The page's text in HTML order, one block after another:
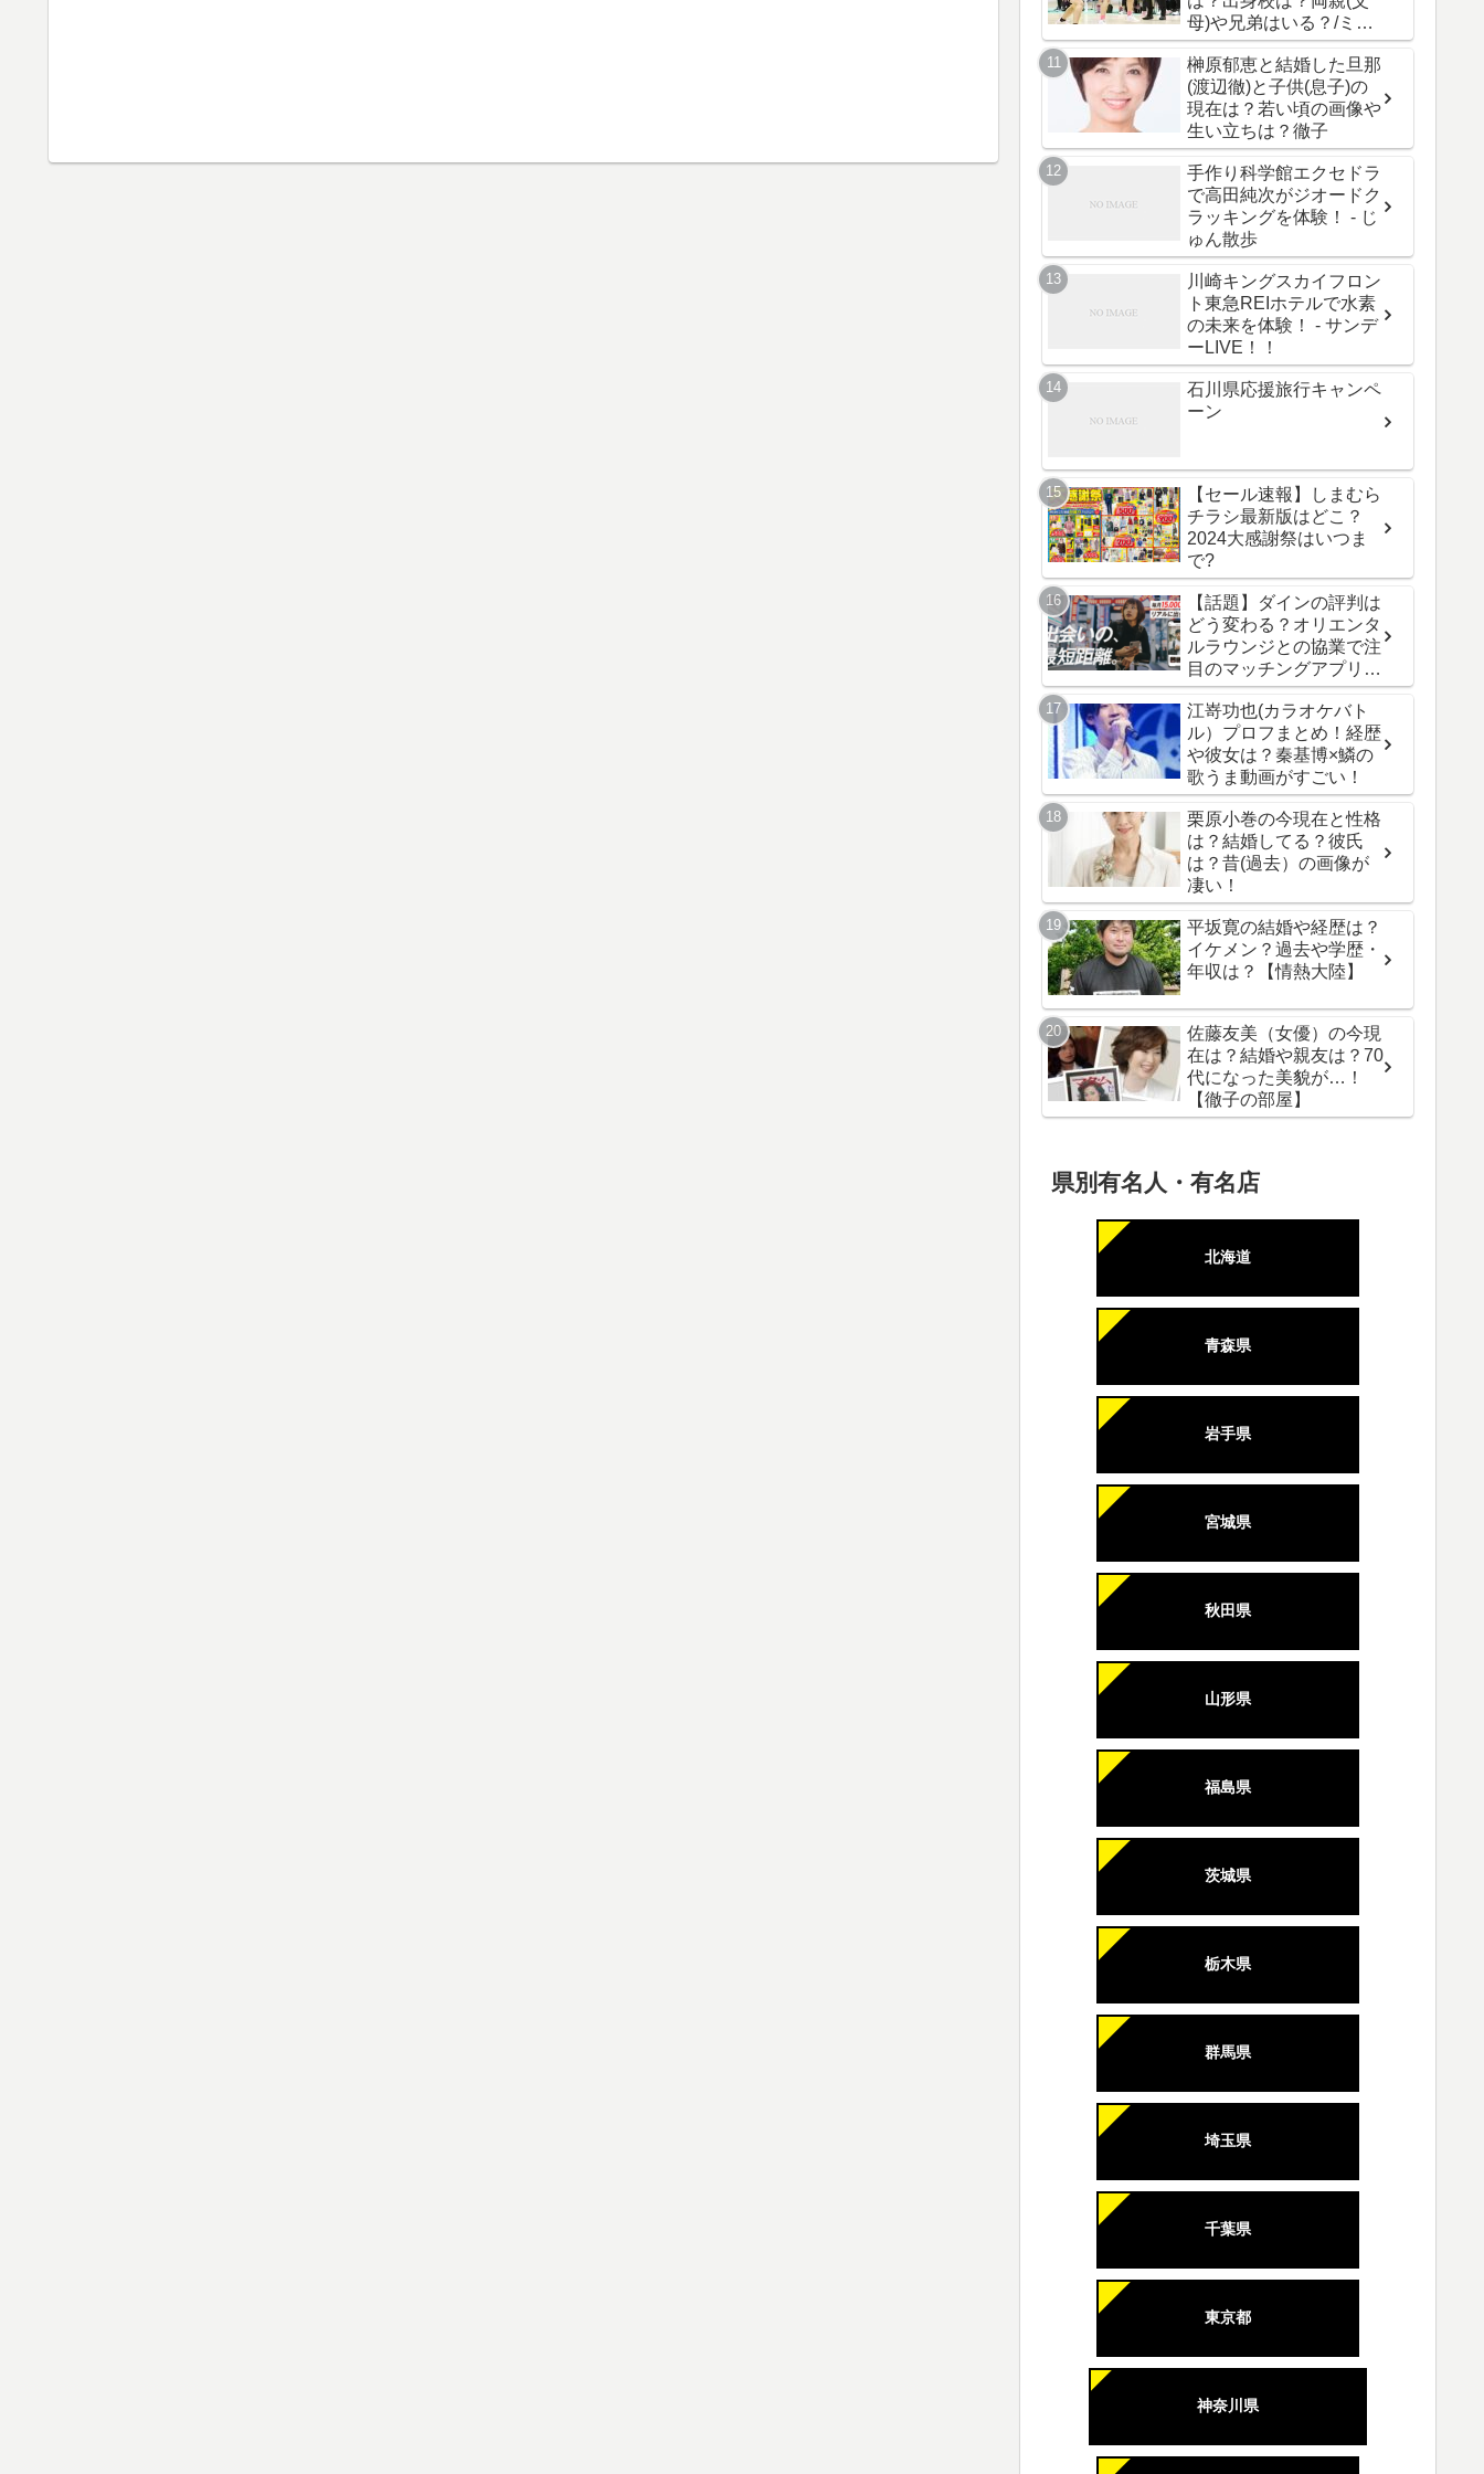
母)や兄弟はいる？/ミラ
イモンスター
榊原郁恵と結婚した旦那
(渡辺徹)と子供(息子)の
現在は？若い頃の画像や
生い立ちは？徹子
手作り科学館エクセドラ
で高田純次がジオードク
ラッキングを体験！ - じ
ゅん散歩
川崎キングスカイフロン
ト東急REIホテルで水素
の未来を体験！ - サンデ
ーLIVE！！
石川県応援旅行キャンペ
ーン
【セール速報】しまむら
チラシ最新版はどこ？
2024大感謝祭はいつま
で?
【話題】ダインの評判は
どう変わる？オリエンタ
ルラウンジとの協業で注
目のマッチングアプリ最
新情報！
江嵜功也(カラオケバト
ル）プロフまとめ！経歴
や彼女は？秦基博×鱗の
歌うま動画がすごい！
栗原小巻の今現在と性格
は？結婚してる？彼氏
は？昔(過去）の画像が
凄い！
平坂寛の結婚や経歴は？
イケメン？過去や学歴・
年収は？【情熱大陸】
佐藤友美（女優）の今現
在は？結婚や親友は？70
代になった美貌が…！
【徹子の部屋】
県別有名人・有名店
北海道
青森県
岩手県
宮城県
秋田県
山形県
福島県
茨城県
栃木県
群馬県
埼玉県
千葉県
東京都
神奈川県